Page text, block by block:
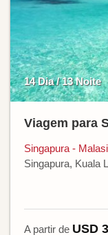
14 Dia / 13 Noite
Viagem para
Singapura -
Singapura, Kuala
A partir de USD